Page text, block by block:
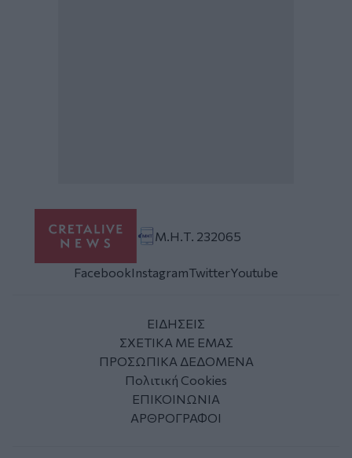
Μ.Η.Τ. 232065
FacebookInstagramTwitterYoutube
ΕΙΔΗΣΕΙΣ
ΣΧΕΤΙΚΑ ΜΕ ΕΜΑΣ
ΠΡΟΣΩΠΙΚΑ ΔΕΔΟΜΕΝΑ
Πολιτική Cookies
ΕΠΙΚΟΙΝΩΝΙΑ
ΑΡΘΡΟΓΡΑΦΟΙ